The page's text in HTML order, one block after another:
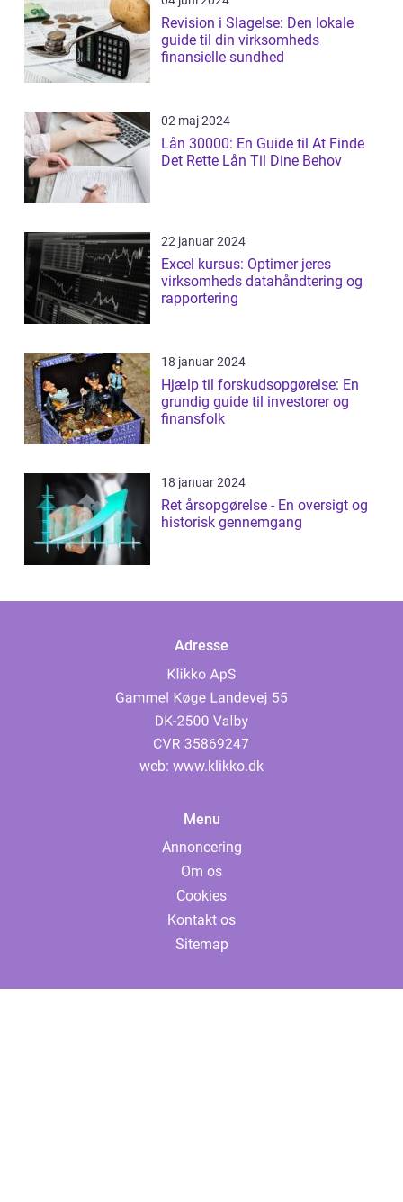
Revision i Slagelse: Den lokale
guide til din virksomheds
finansielle sundhed
02 maj 2024
Lån 30000: En Guide til At Finde
Det Rette Lån Til Dine Behov
22 januar 2024
Excel kursus: Optimer jeres
virksomheds datahåndtering og
rapportering
18 januar 2024
Hjælp til forskudsopgørelse: En
grundig guide til investorer og
finansfolk
18 januar 2024
Ret årsopgørelse - En oversigt og
historisk gennemgang
Adresse
web: www.klikko.dk
Menu
Annoncering
Om os
Cookies
Kontakt os
Sitemap